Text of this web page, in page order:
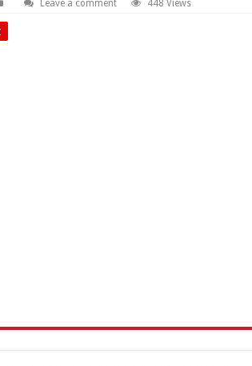
Leave a comment 448 Views